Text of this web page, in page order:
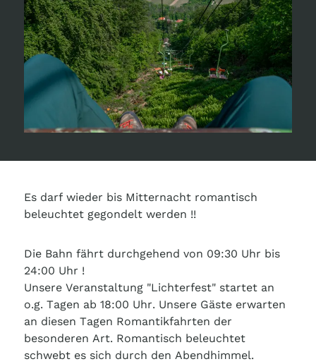
Es darf wieder bis Mitternacht romantisch
beleuchtet gegondelt werden !!
Die Bahn fährt durchgehend von 09:30 Uhr bis
24:00 Uhr !
Unsere Veranstaltung "Lichterfest" startet an
o.g. Tagen ab 18:00 Uhr. Unsere Gäste erwarten
an diesen Tagen Romantikfahrten der
besonderen Art. Romantisch beleuchtet
schwebt es sich durch den Abendhimmel.